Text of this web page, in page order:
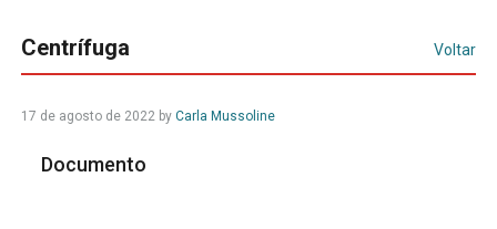
Centrífuga Voltar
17 de agosto de 2022by Carla Mussoline
Documento